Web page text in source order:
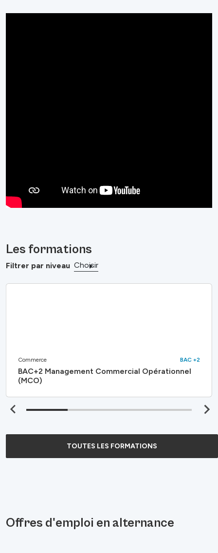
Les formations
Filtrer par niveau Choisir
Commerce BAC +2
BAC+2 Management Commercial Opérationnel
(MCO)
TOUTES LES FORMATIONS
Offres d'emploi en alternance